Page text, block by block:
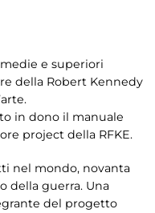
e superiori
della Robert Kennedy
in dono il manuale
project della RFKE.
nel mondo, novanta
della guerra. Una
del progetto